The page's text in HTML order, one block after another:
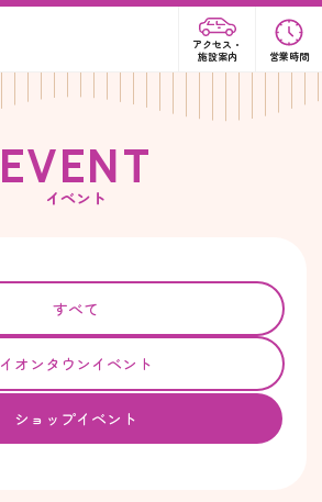
アクセス・
施設案内
営業時間
EVENT
イベント
すべて
イオンタウンイベント
ショップイベント